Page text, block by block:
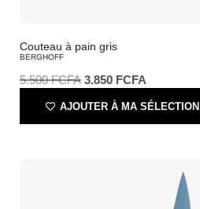
Couteau à pain gris
BERGHOFF
5.500FCFA 3.850 FCFA
AJOUTER À MA SÉLECTION